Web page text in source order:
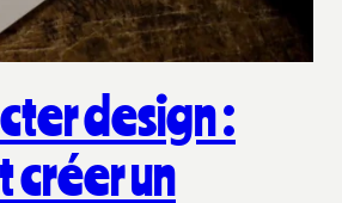
design :
créer un